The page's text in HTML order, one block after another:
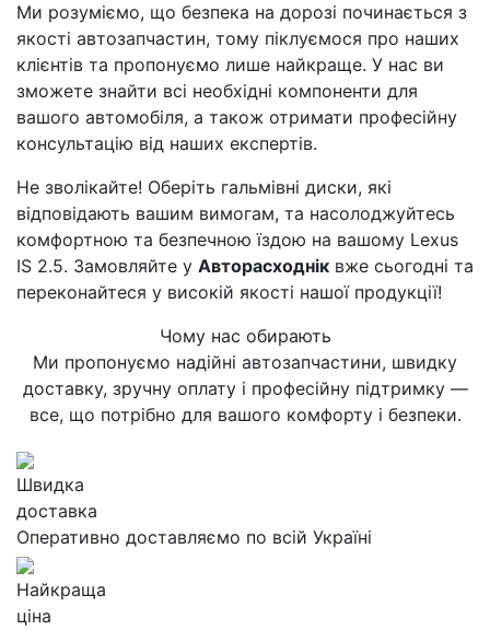
Ми розуміємо, що безпека на дорозі починається з
якості автозапчастин, тому піклуємося про наших
клієнтів та пропонуємо лише найкраще. У нас ви
зможете знайти всі необхідні компоненти для
вашого автомобіля, а також отримати професійну
консультацію від наших експертів.
Не зволікайте! Оберіть гальмівні диски, які
відповідають вашим вимогам, та насолоджуйтесь
комфортною та безпечною їздою на вашому Lexus
IS 2.5. Замовляйте у Авторасходнік вже сьогодні та
переконайтеся у високій якості нашої продукції!
Чому нас обирають
Ми пропонуємо надійні автозапчастини, швидку
доставку, зручну оплату і професійну підтримку —
все, що потрібно для вашого комфорту і безпеки.
Швидка
доставка
Оперативно доставляємо по всій Україні
Найкраща
ціна